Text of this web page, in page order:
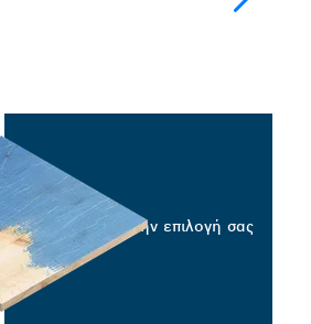
Επιλέξτε την επιλογή σας